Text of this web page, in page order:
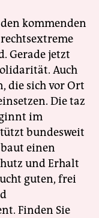
kommenden
Gerade jetzt
Auch
die sich vor Ort
Die taz
im
bundesweit
einen
und Erhalt
guten, frei
Finden Sie